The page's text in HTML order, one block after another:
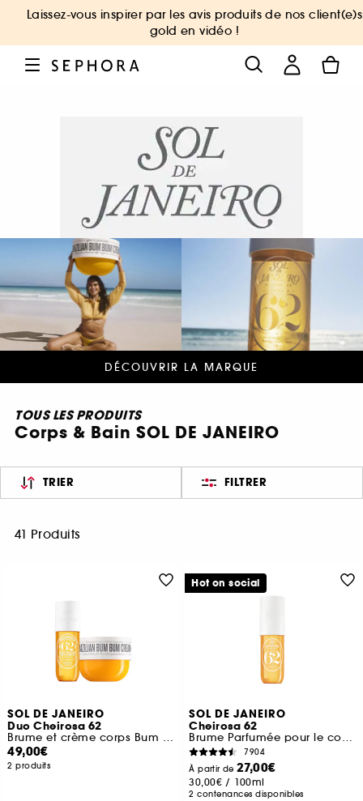
Laissez-vous inspirer par les avis produits de nos client(e)s
gold en vidéo !
DÉCOUVRIR LA MARQUE
TOUS LES PRODUITS
Corps & Bain SOL DE JANEIRO
TRIER FILTRER
41 Produits
SOL DE JANEIRO
Duo Cheirosa 62
Brume et crème corps Bum Bum
49,00€
2 produits
SOL DE JANEIRO
Cheirosa 62
Brume Parfumée pour le corps et les cheveux
7904
À partir de27,00€
30,00€ / 100ml
2 contenances disponibles
Hot on social